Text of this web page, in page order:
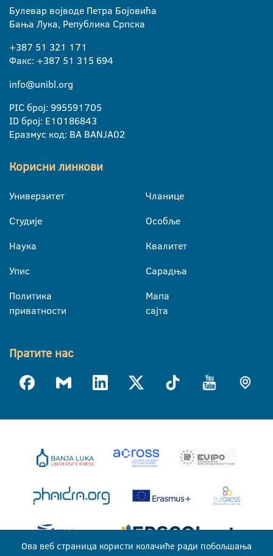
Булевар војводе Петра Бојовића
Бања Лука, Република Српска
+387 51 321 171
Факс: +387 51 315 694
info@unibl.org
PIC број: 995591705
ID број: E10186843
Еразмус код: BA BANJA02
Корисни линкови
Универзитет
Студије
Наука
Упис
Политика
приватности
Чланице
Особље
Квалитет
Сарадња
Мапа
сајта
Пратите нас
Ова веб страница користи колачиће ради побољшања